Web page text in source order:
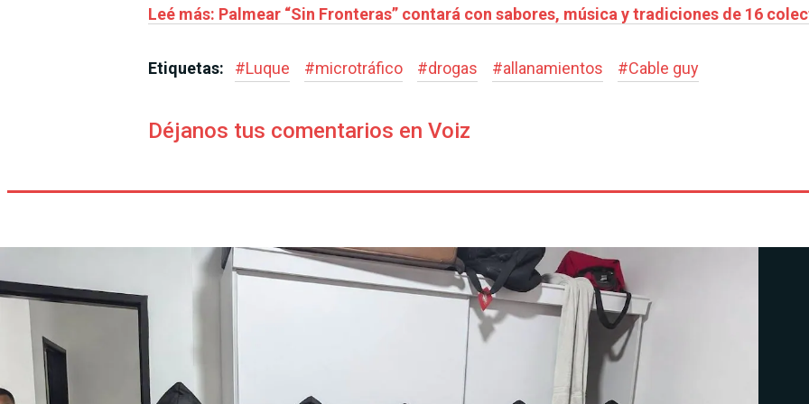
Leé más: Palmear “Sin Fronteras” contará con sabores, música y tradiciones de 16
Etiquetas: #Luque #microtráfico #drogas #allanamientos #Cable guy
Déjanos tus comentarios en Voiz